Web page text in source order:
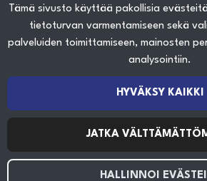
Tämä sivusto käyttää pakollisia
tietoturvan varmentamiseen sekä
palveluiden toimittamiseen, mainosten
analysointiin.
HYVÄKSY KAIKKI
JATKA
HALLINNOI
Verkkokauppainfo
Näin teet ostoksia verkkokaupassa
Seuraa sosiaalisessa mediassa